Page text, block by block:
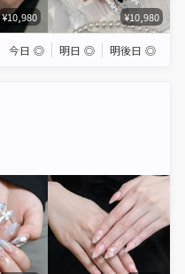
¥10,980 ¥10,980
今日 ◎ 明日 ◎ 明後日 ◎